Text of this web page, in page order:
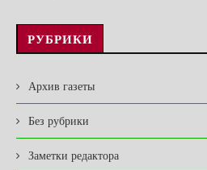
РУБРИКИ
Архив газеты
Без рубрики
Заметки редактора